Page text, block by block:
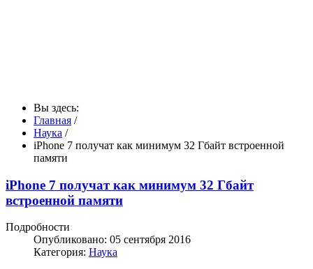
Вы здесь:
Главная /
Наука /
iPhone 7 получат как минимум 32 Гбайт встроенной
памяти
iPhone 7 получат как минимум 32 Гбайт
встроенной памяти
Подробности
Опубликовано: 05 сентября 2016
Категория: Наука